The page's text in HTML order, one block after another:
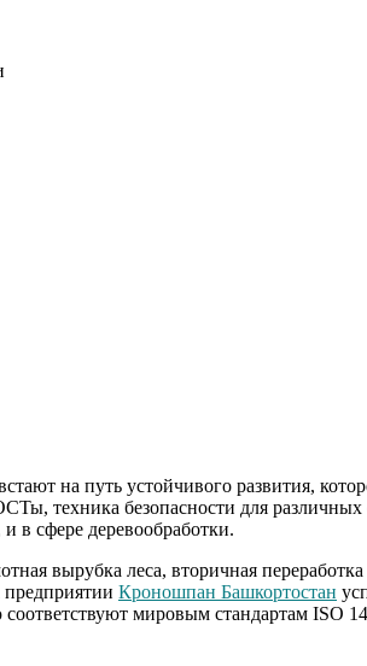
на путь устойчивого развития,
техника безопасности для
в сфере деревообработки.
вырубка леса, вторичная
предприятии Кроношпан Башкортостан
мировым стандартам ISO